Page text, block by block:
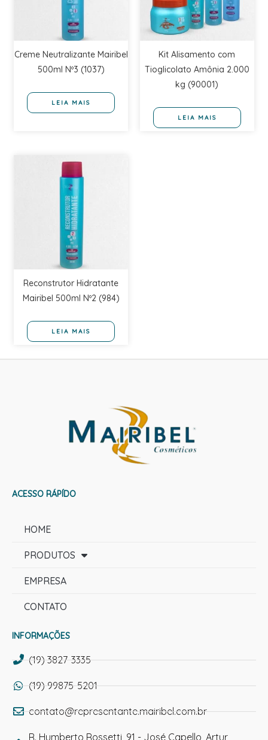
Creme Neutralizante Mairibel
500ml Nº3 (1037)
LEIA MAIS
Kit Alisamento com
Tioglicolato Amônia 2.000
kg (90001)
LEIA MAIS
Reconstrutor Hidratante
Mairibel 500ml Nº2 (984)
LEIA MAIS
ACESSO RÁPÍDO
HOME
PRODUTOS
EMPRESA
CONTATO
INFORMAÇÕES
(19) 3827-3335
(19) 99875-5201
contato@representante.mairibel.com.br
R. Humberto Rossetti, 91 - José Capello, Artur